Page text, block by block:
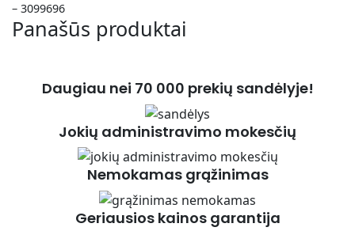
– 3099696
Panašūs produktai
Daugiau nei 70 000 prekių sandėlyje!
Jokių administravimo mokesčių
Nemokamas grąžinimas
Geriausios kainos garantija